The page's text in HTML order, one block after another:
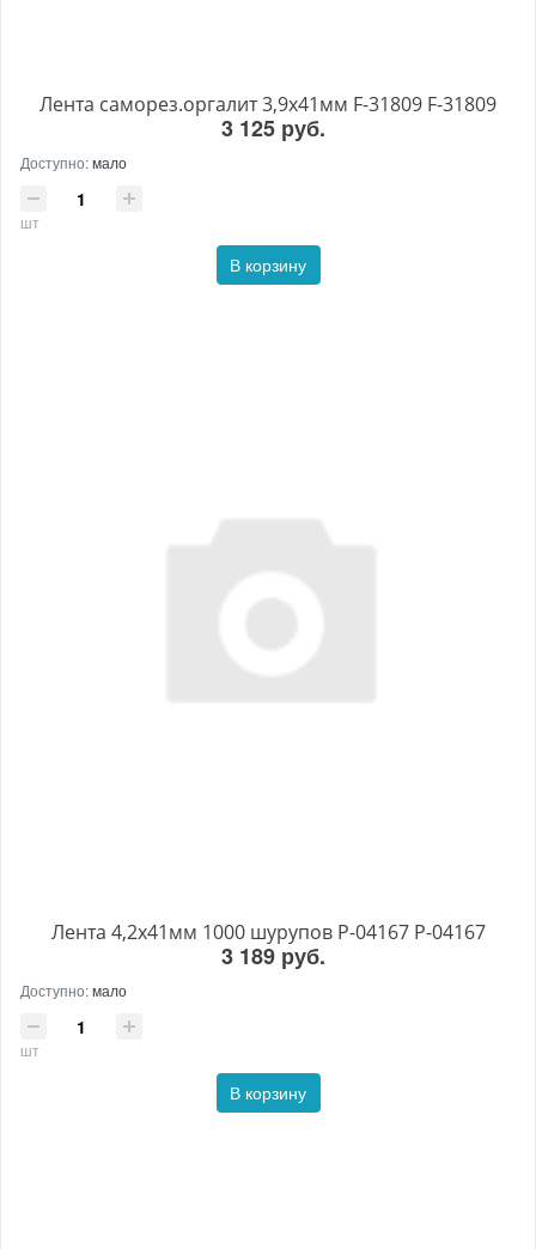
Лента саморез.оргалит 3,9х41мм F-31809 F-31809
3 125 руб.
Доступно:мало
шт
В корзину
Лента 4,2x41мм 1000 шурупов P-04167 P-04167
3 189 руб.
Доступно:мало
шт
В корзину